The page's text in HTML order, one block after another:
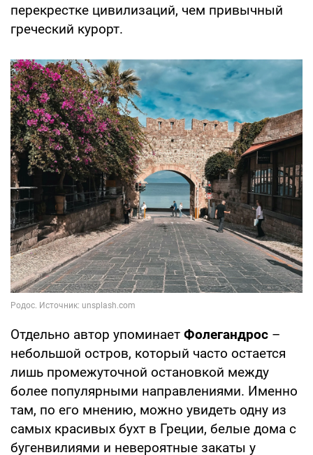
перекрестке цивилизаций, чем привычный
греческий курорт.
Отдельно автор упоминает Фолегандрос –
небольшой остров, который часто остается
лишь промежуточной остановкой между
более популярными направлениями. Именно
там, по его мнению, можно увидеть одну из
самых красивых бухт в Греции, белые дома с
бугенвилиями и невероятные закаты у